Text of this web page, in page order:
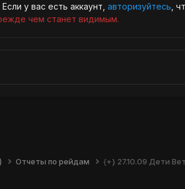
у вас есть аккаунт, авторизуйтесь ,
чем станет видимым.
Отчеты по рейдам {+} 27.10.09 Дети